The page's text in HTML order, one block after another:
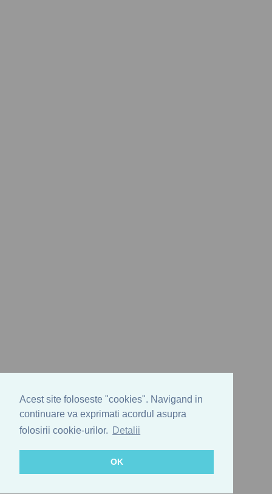
Acest site foloseste "cookies". Navigand in
continuare va exprimati acordul asupra
folosirii cookie-urilor.
Detalii
OK